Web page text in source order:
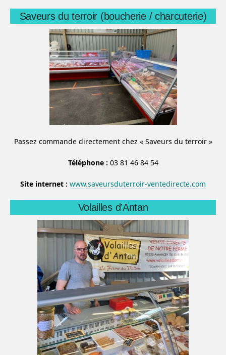
Saveurs du terroir (boucherie / charcuterie)
Passez commande directement chez « Saveurs du terroir »
Téléphone : 03 81 46 84 54
Site internet : www.saveursduterroir-ventedirecte.com
Volailles d’Antan